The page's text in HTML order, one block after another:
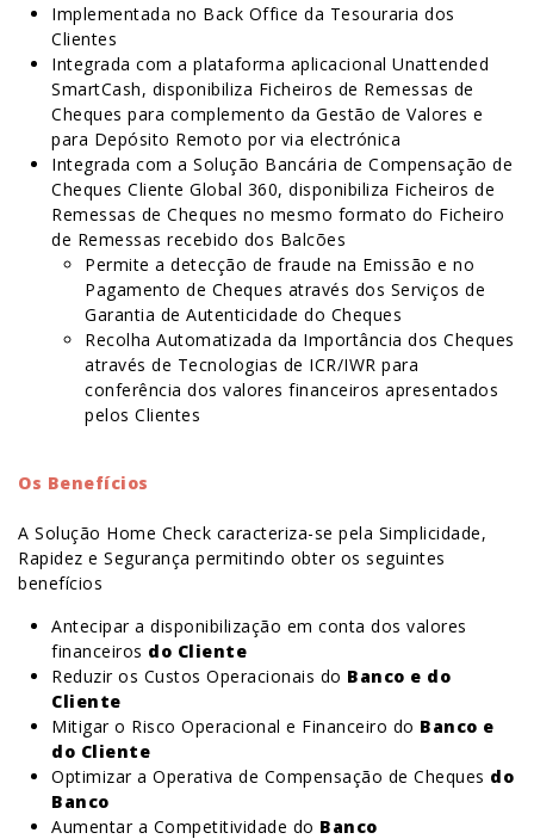
Implementada no Back Office da Tesouraria dos
Clientes
Integrada com a plataforma aplicacional Unattended
SmartCash, disponibiliza Ficheiros de Remessas de
Cheques para complemento da Gestão de Valores e
para Depósito Remoto por via electrónica
Integrada com a Solução Bancária de Compensação de
Cheques Cliente Global 360, disponibiliza Ficheiros de
Remessas de Cheques no mesmo formato do Ficheiro
de Remessas recebido dos Balcões
Permite a detecção de fraude na Emissão e no
Pagamento de Cheques através dos Serviços de
Garantia de Autenticidade do Cheques
Recolha Automatizada da Importância dos Cheques
através de Tecnologias de ICR/IWR para
conferência dos valores financeiros apresentados
pelos Clientes
Os Benefícios
A Solução Home Check caracteriza-se pela Simplicidade,
Rapidez e Segurança permitindo obter os seguintes
benefícios
Antecipar a disponibilização em conta dos valores
financeiros do Cliente
Reduzir os Custos Operacionais do Banco e do
Cliente
Mitigar o Risco Operacional e Financeiro do Banco e
do Cliente
Optimizar a Operativa de Compensação de Cheques do
Banco
Aumentar a Competitividade do Banco